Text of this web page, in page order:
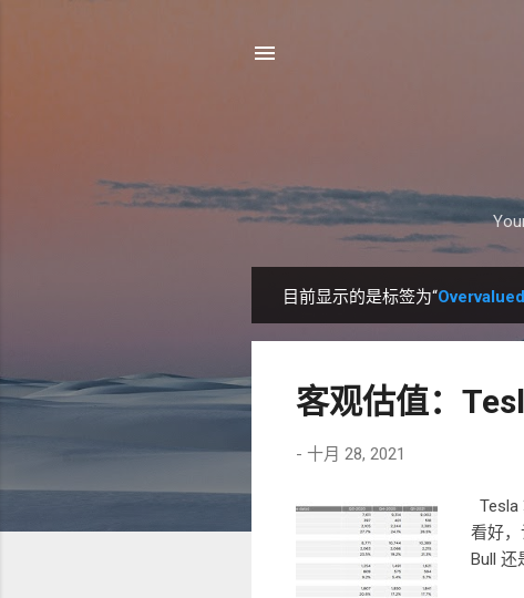
文
目前显示的是标签为“Overvalued
客观估值：
- 十月 28, 2021
Tesla
看好
Bull 还